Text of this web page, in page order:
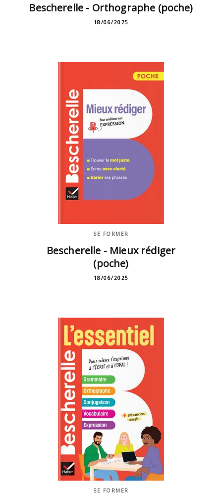
Bescherelle - Orthographe (poche)
18/06/2025
SE FORMER
Bescherelle - Mieux rédiger
(poche)
18/06/2025
SE FORMER